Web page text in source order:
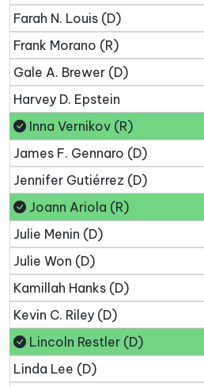
Farah N. Louis (D)
Frank Morano (R)
Gale A. Brewer (D)
Harvey D. Epstein
Inna Vernikov (R)
James F. Gennaro (D)
Jennifer Gutiérrez (D)
Joann Ariola (R)
Julie Menin (D)
Julie Won (D)
Kamillah Hanks (D)
Kevin C. Riley (D)
Lincoln Restler (D)
Linda Lee (D)